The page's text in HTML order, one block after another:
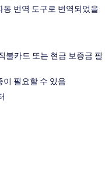
번역 도구로 번역되었을
불카드 또는 현금 보증금 필
필요할 수 있음